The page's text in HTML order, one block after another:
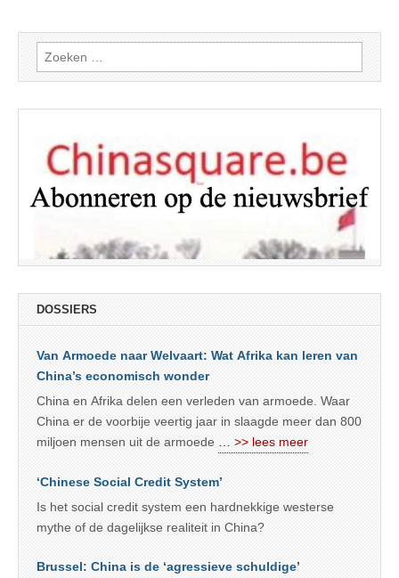
Zoeken
naar:
DOSSIERS
Van Armoede naar Welvaart: Wat Afrika kan leren van
China’s economisch wonder
China en Afrika delen een verleden van armoede. Waar
China er de voorbije veertig jaar in slaagde meer dan 800
miljoen mensen uit de armoede
… >> lees meer
‘Chinese Social Credit System’
Is het social credit system een hardnekkige westerse
mythe of de dagelijkse realiteit in China?
Brussel: China is de ‘agressieve schuldige’